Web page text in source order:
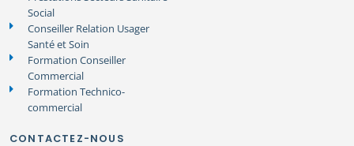
Social
Conseiller Relation Usager
Santé et Soin
Formation Conseiller
Commercial
Formation Technico-
commercial
CONTACTEZ-NOUS